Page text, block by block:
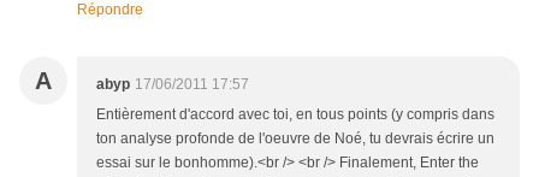
Répondre
A abyp 17/06/2011 17:57
Entièrement d'accord avec toi, en tous points (y compris dans
ton analyse profonde de l'oeuvre de Noé, tu devrais écrire un
essai sur le bonhomme).<br /> <br /> Finalement, Enter the